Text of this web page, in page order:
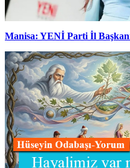
Manisa: YENİ Parti İl